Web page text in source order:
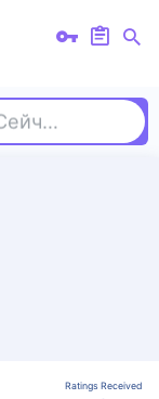
Найдите курс или автора. Сейчас ищут fl
Ratings Received